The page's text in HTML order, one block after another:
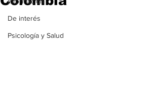
De interés
Psicología y Salud